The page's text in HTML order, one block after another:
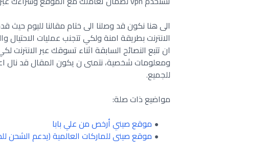
الى هنا نكون قد وصلنا الى ختام مقالنا لليوم حيث
الانترنت بطريقة امنة ولكي تتجنب عمليات
ان تتبع النصائح السابقة اثناء تسوقك عبر الانترنت
ومعلومات شخصية، نتمنى ن يكون المقال قد نال
للجميع.
مواضيع ذات صلة:
موقع صيني أرخص من علي بابا
موقع صيني للماركات العالمية (يدعم الشحن